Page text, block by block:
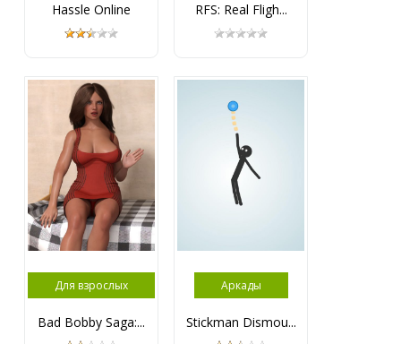
Hassle Online RFS: Real Fligh...
Для взрослых
Bad Bobby Saga:...
Аркады
Stickman Dismou...